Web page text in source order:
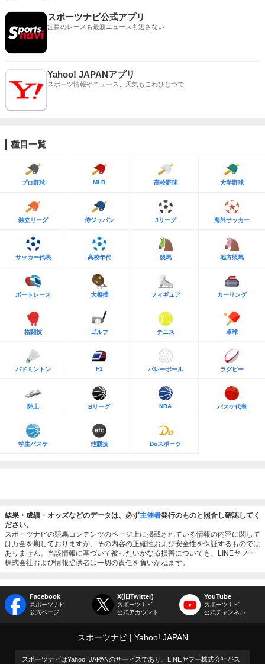
スポーツナビ公式アプリ
注目のレースも最新ニュースも逃さない
Yahoo! JAPANアプリ
スポーツ情報やニュース、天気もこれひとつで
種目一覧
プロ野球 MLB 高校野球 大学野球
独立リーグ 侍ジャパン Jリーグ 海外サッカー
サッカー代表 高校年代 競馬 地方競馬
ボートレース 大相撲 フィギュア カーリング
格闘技 ゴルフ テニス 卓球
バドミントン F1 バレーボール ラグビー
陸上 Bリーグ NBA バスケ代表
学生バスケ 他競技 Doスポーツ
結果・成績・オッズなどのデータは、必ず主催者発行のものと照合し確認してく
ださい。
スポーツナビの競馬コンテンツのページ上に掲載されている情報の内容に関して
は万全を期しておりますが、その内容の正確性および安全性を保証するものでは
ありません。当該情報に基づいて被ったいかなる損害についても、LINEヤフー
株式会社および情報提供者は一切の責任を負いかねます。
Facebook
スポーツナビ
公式ページ
X(旧Twitter)
スポーツナビ
公式アカウント
YouTube
スポーツナビ
公式チャンネル
スポーツナビ Yahoo! JAPAN
スポーツナビはYahoo! JAPANのサービスであり、LINEヤフー株式会社がス